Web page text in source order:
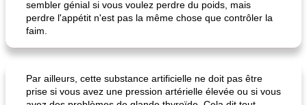
sembler génial si vous voulez perdre du poids, mais
perdre l'appétit n'est pas la même chose que contrôler la
faim.
Par ailleurs, cette substance artificielle ne doit pas être
prise si vous avez une pression artérielle élevée ou si vous